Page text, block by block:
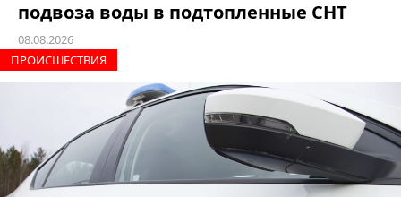
подвоза воды в подтопленные СНТ
08.08.2026
ПРОИCШЕСТВИЯ